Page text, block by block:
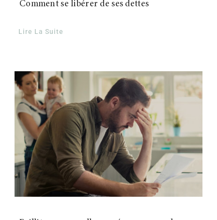
Comment se libérer de ses dettes
Lire La Suite